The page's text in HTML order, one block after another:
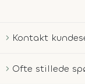
Kontakt
Ofte stillede